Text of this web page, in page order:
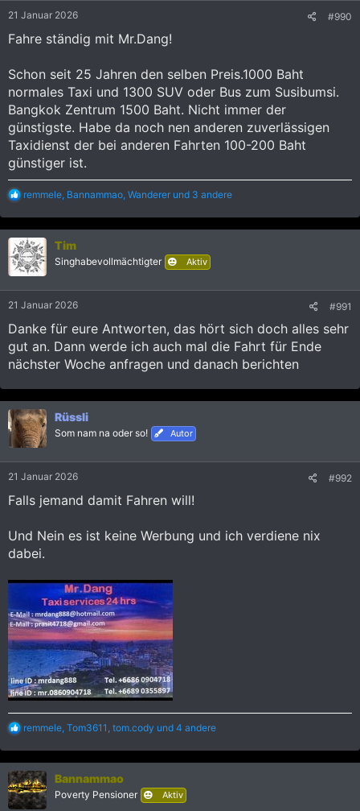
n
:
21 Januar 2026 #990
Fahre ständig mit Mr.Dang!
Schon seit 25 Jahren den selben Preis.1000 Baht
normales Taxi und 1300 SUV oder Bus zum Susibumsi.
Bangkok Zentrum 1500 Baht. Nicht immer der
günstigste. Habe da noch nen anderen zuverlässigen
Taxidienst der bei anderen Fahrten 100-200 Baht
günstiger ist.
R
a
k
t
i
o
n
remmele Bannammao Wanderer und 3 andere
Tim
Singhabevollmächtigter Aktiv
21 Januar 2026 #991
Danke für eure Antworten, das hört sich doch alles sehr
gut an. Dann werde ich auch mal die Fahrt für Ende
nächster Woche anfragen und danach berichten
Rüssli
Som nam na oder so! Autor
21 Januar 2026 #992
Falls jemand damit Fahren will!
Und Nein es ist keine Werbung und ich verdiene nix
dabei.
R
a
k
t
i
o
remmele Tom3611 tom.cody und 4 andere
Bannammao
Poverty Pensioner Aktiv